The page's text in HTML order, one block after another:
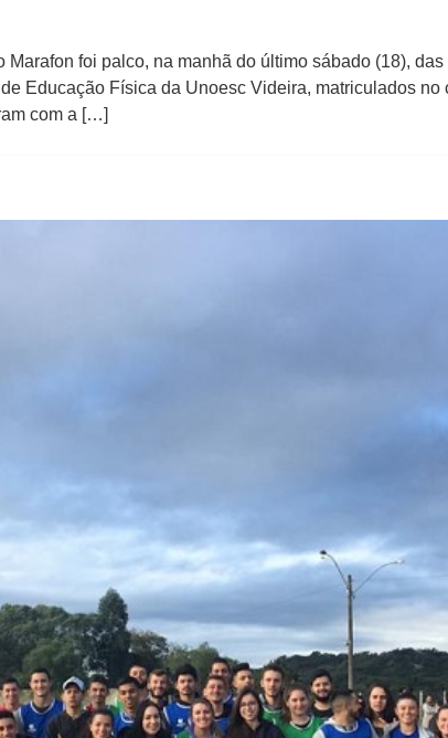
foi palco, na manhã do último sábado (18),
Educação Física da Unoesc Videira, matriculados
com a […]